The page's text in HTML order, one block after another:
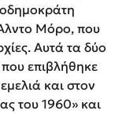
Μόρο, που
Αυτά τα δύο
επιβλήθηκε
και στον
του 1960» και